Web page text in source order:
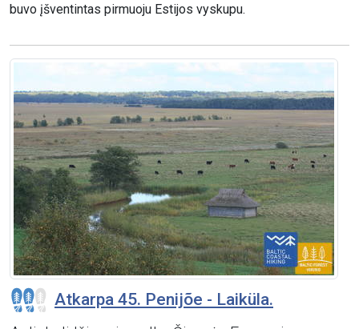
buvo įšventintas pirmuoju Estijos vyskupu.
Atkarpa 45. Penijõe - Laiküla.